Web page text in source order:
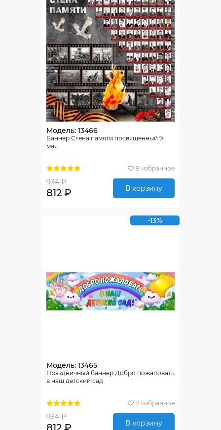
Модель: 13466
Баннер Стена памяти посвященный 9
мая
В избранное
934 ₽
812 ₽ В корзину
-13%
Модель: 13465
Праздничный баннер Добро пожаловать
в наш детский сад
В избранное
934 ₽
В корзину